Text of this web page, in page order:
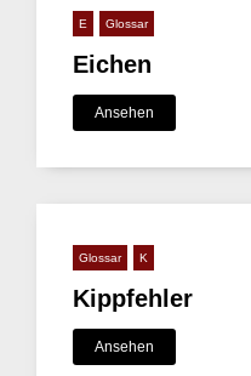
E Glossar
Eichen
Ansehen
Glossar K
Kippfehler
Ansehen